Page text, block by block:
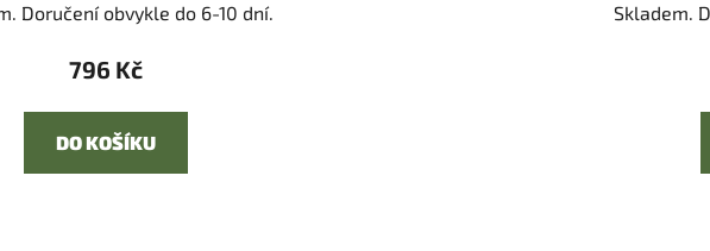
Doručení obvykle do 6-10 dní.
796 Kč
DO KOŠÍKU
Skladem.